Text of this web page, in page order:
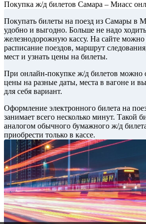
Покупка ж/д билетов Самара – Миасс
Покупать билеты на поезд из Самары в
удобно и выгодно. Больше не надо
железнодорожную кассу. На сайте можно
расписание поездов, маршрут
мест и узнать цены на билеты.
При онлайн-покупке ж/д билетов можно
цены на разные даты, места в вагоне и
для себя вариант.
Оформление электронного билета на
занимает всего несколько минут. Такой
аналогом обычного бумажного ж/д
приобрести только в кассе.